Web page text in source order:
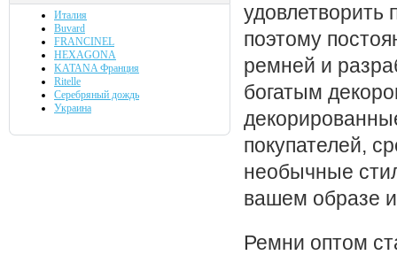
Италия
Buvard
FRANCINEL
HEXAGONA
KATANA Франция
Ritelle
Серебряный дождь
Украина
удовлетворить
поэтому
ремней и
богатым
покупателей,
необычные
вашем образе
Ремни оптом